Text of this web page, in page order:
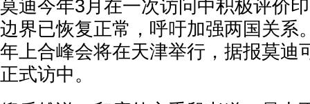
莫迪今年3月在一次访问中积极评价
边界已恢复正常，呼吁加强两国关系
年上合峰会将在天津举行，据报莫迪
正式访中。